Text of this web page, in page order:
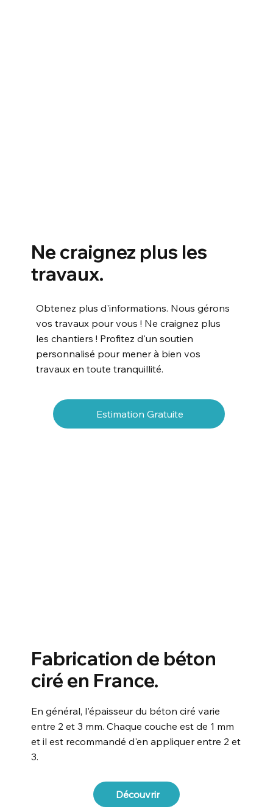
Fabrication de béton
ciré en France.
En général, l'épaisseur du béton ciré varie
entre 2 et 3 mm. Chaque couche est de 1 mm
et il est recommandé d'en appliquer entre 2 et
3.
Découvrir
Ne craignez plus les
travaux.
Obtenez plus d'informations. Nous gérons
vos travaux pour vous ! Ne craignez plus
les chantiers ! Profitez d'un soutien
personnalisé pour mener à bien vos
travaux en toute tranquillité.
Estimation Gratuite